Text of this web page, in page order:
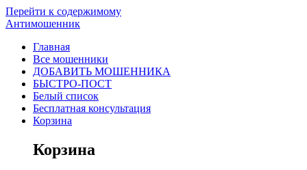
Перейти к содержимому
Антимошенник
Главная
Все мошенники
ДОБАВИТЬ МОШЕННИКА
БЫСТРО-ПОСТ
Белый список
Бесплатная консультация
Корзина
Корзина